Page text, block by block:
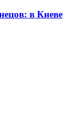
в Киеве